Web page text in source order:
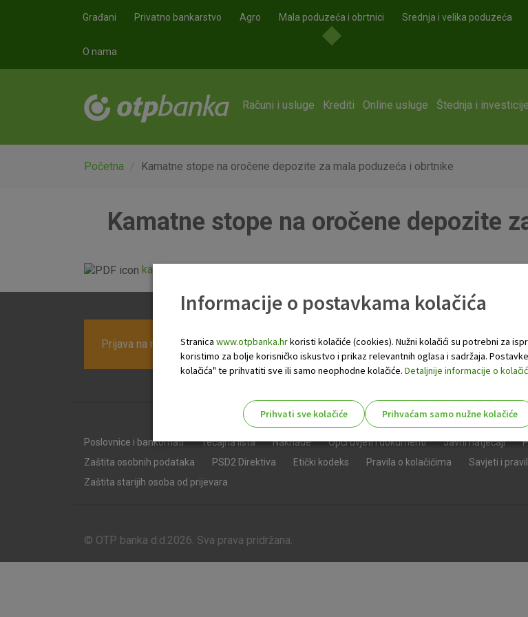
Građani Privatno bankarstvo Agro Mala poduzeća i obrtnici Srednja i velika poduzeća
O nama
Računi i usluge Krediti Online usluge Štednja i investicije
Početna Kamatne stope na oročene depozite za mala poduzeća i obrtnike
Kamatne stope na oročene depozite
kamate-mse_oroceni_depoziti_24_04_2017.pdf
Prijava na newsletter OTP banke
Poslovnice i bankomati Tečajna lista Naknade Opći uvjeti i dokumenti Javni natječaji
Zaštita osobnih podataka
PSD2 Direktiva Etički kodeks Pravila o kolačićima
Savjeti i
Zaštita starijih osoba od prijevara
© OTP banka d.d.2026. Sva prava pridržana.
Informacije o postavkama kolačića
Stranica www.otpbanka.hrkoristi kolačiće (cookies). Nužni kolačići su potrebni za
koristimo za bolje korisničko iskustvo i prikaz relevantnih oglasa i sadržaja.
kolačića" te prihvatiti sve ili samo neophodne kolačiće. Detaljnije informacije o
Prihvati sve kolačiće Prihvaćam samo nužne kolačiće